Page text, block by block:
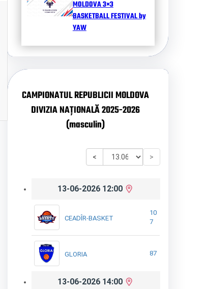
MOLDOVA 3×3
BASKETBALL FESTIVAL by
YAW
CAMPIONATUL REPUBLICII MOLDOVA
DIVIZIA NAȚIONALĂ 2025-2026
(masculin)
< >
13-06-2026 12:00
CEADÎR-BASKET
10
7
GLORIA 87
13-06-2026 14:00